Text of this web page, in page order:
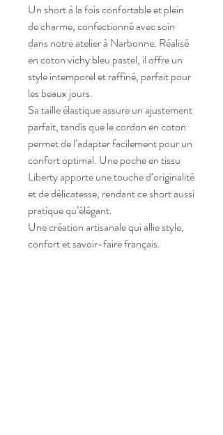
Un short à la fois confortable et plein
de charme, confectionné avec soin
dans notre atelier à Narbonne. Réalisé
en coton vichy bleu pastel, il offre un
style intemporel et raffiné, parfait pour
les beaux jours.
Sa taille élastique assure un ajustement
parfait, tandis que le cordon en coton
permet de l’adapter facilement pour un
confort optimal. Une poche en tissu
Liberty apporte une touche d’originalité
et de délicatesse, rendant ce short aussi
pratique qu’élégant.
Une création artisanale qui allie style,
confort et savoir-faire français.